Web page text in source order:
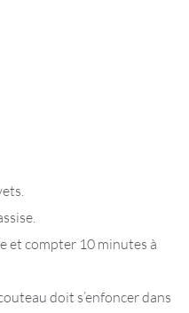
et compter 10 minutes à
doit s’enfoncer dans